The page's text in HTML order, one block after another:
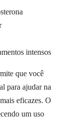
intensos
que você
para ajudar na
eficazes. O
um uso